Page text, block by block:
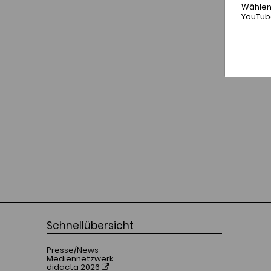
Schnellübersicht
Presse/News
Mediennetzwerk
didacta 2026